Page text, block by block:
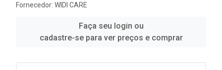
Fornecedor: WIDI CARE
Faça seu login ou
cadastre-se para ver preços e comprar